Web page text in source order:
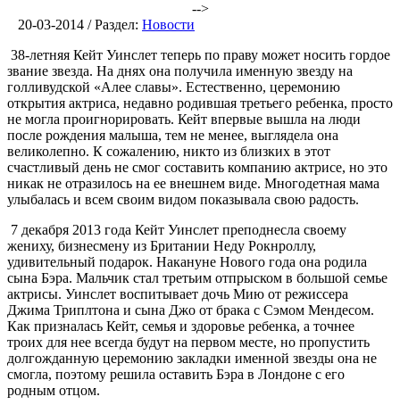
-->
20-03-2014 / Раздел: Новости
38-летняя Кейт Уинслет теперь по праву может носить гордое
звание звезда. На днях она получила именную звезду на
голливудской «Алее славы». Естественно, церемонию
открытия актриса, недавно родившая третьего ребенка, просто
не могла проигнорировать. Кейт впервые вышла на люди
после рождения малыша, тем не менее, выглядела она
великолепно. К сожалению, никто из близких в этот
счастливый день не смог составить компанию актрисе, но это
никак не отразилось на ее внешнем виде. Многодетная мама
улыбалась и всем своим видом показывала свою радость.
7 декабря 2013 года Кейт Уинслет преподнесла своему
жениху, бизнесмену из Британии Неду Рокнроллу,
удивительный подарок. Накануне Нового года она родила
сына Бэра. Мальчик стал третьим отпрыском в большой семье
актрисы. Уинслет воспитывает дочь Мию от режиссера
Джима Триплтона и сына Джо от брака с Сэмом Мендесом.
Как призналась Кейт, семья и здоровье ребенка, а точнее
троих для нее всегда будут на первом месте, но пропустить
долгожданную церемонию закладки именной звезды она не
смогла, поэтому решила оставить Бэра в Лондоне с его
родным отцом.